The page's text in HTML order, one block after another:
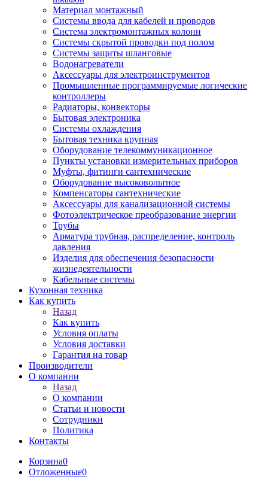
Материал монтажный
Системы ввода для кабелей и проводов
Система электромонтажных колонн
Системы скрытой проводки под полом
Системы защиты шланговые
Водонагреватели
Аксессуары для электроинструментов
Промышленные программируемые логические
контроллеры
Радиаторы, конвекторы
Бытовая электроника
Системы охлаждения
Бытовая техника крупная
Оборудование телекоммуникационное
Пункты установки измерительных приборов
Муфты, фитинги сантехнические
Оборудование высоковольтное
Компенсаторы сантехнические
Аксессуары для канализационной системы
Фотоэлектрическое преобразование энергии
Трубы
Арматура трубная, распределение, контроль
давления
Изделия для обеспечения безопасности
жизнедеятельности
Кабельные системы
Кухонная техника
Как купить
Назад
Как купить
Условия оплаты
Условия доставки
Гарантия на товар
Производители
О компании
Назад
О компании
Статьи и новости
Сотрудники
Политика
Контакты
Корзина0
Отложенные0